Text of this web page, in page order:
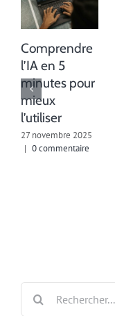
Comprendre
l’IA en 5
minutes pour
mieux
l’utiliser
27 novembre 2025
| 0 commentaire
Rechercher: